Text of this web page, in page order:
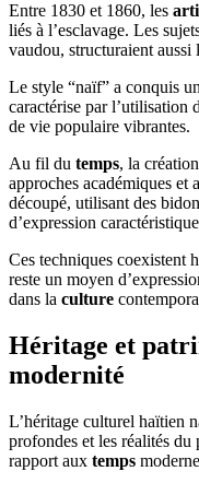
Entre 1830 et 1860, les
liés à l’esclavage. Les
vaudou, structuraient aussi
Le style “naïf” a conquis
caractérise par l’utilisation
de vie populaire vibrantes.
Au fil du temps, la
approches académiques et
découpé, utilisant des
d’expression
Ces techniques coexistent
reste un moyen
dans la culture
Héritage et
modernité
L’héritage culturel haïtien
profondes et les réalités
rapport aux temps